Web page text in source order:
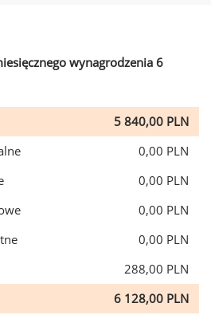
wynagrodzenia 6
5 840,00 PLN
0,00 PLN
0,00 PLN
0,00 PLN
0,00 PLN
288,00 PLN
6 128,00 PLN